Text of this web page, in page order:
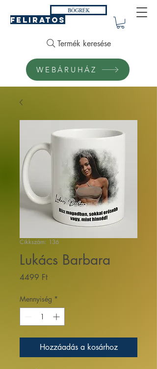
FELIRATOS
BÖGRÉK
Termék keresése
WEBÁRUHÁZ
Cikkszám: 136
Lukács Barbara
4499 FtÁr
Mennyiség *
Hozzáadás a kosárhoz